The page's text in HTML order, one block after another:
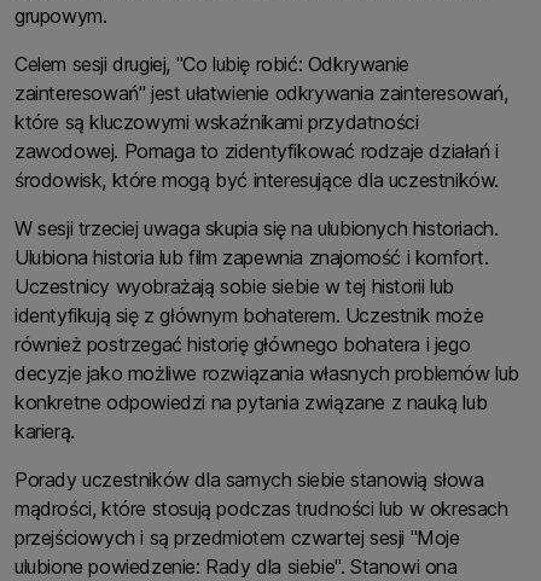
grupowym.
Celem sesji drugiej, "Co lubię robić: Odkrywanie
zainteresowań" jest ułatwienie odkrywania zainteresowań,
które są kluczowymi wskaźnikami przydatności
zawodowej. Pomaga to zidentyfikować rodzaje działań i
środowisk, które mogą być interesujące dla uczestników.
W sesji trzeciej uwaga skupia się na ulubionych historiach.
Ulubiona historia lub film zapewnia znajomość i komfort.
Uczestnicy wyobrażają sobie siebie w tej historii lub
identyfikują się z głównym bohaterem. Uczestnik może
również postrzegać historię głównego bohatera i jego
decyzje jako możliwe rozwiązania własnych problemów lub
konkretne odpowiedzi na pytania związane z nauką lub
karierą.
Porady uczestników dla samych siebie stanowią słowa
mądrości, które stosują podczas trudności lub w okresach
przejściowych i są przedmiotem czwartej sesji "Moje
ulubione powiedzenie: Rady dla siebie". Stanowi ona